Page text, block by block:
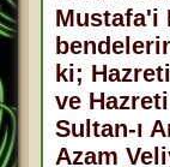
Mustafa'i
ki;
ve
Sultan-ı
Azam